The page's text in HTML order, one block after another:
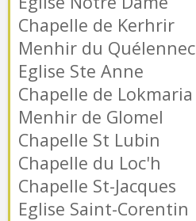
Chapelle de Kerhrir
Menhir du Quélennec
Eglise Ste Anne
Chapelle de Lokmaria
Menhir de Glomel
Chapelle St Lubin
Chapelle du Loc'h
Chapelle St-Jacques
Eglise Saint-Corentin